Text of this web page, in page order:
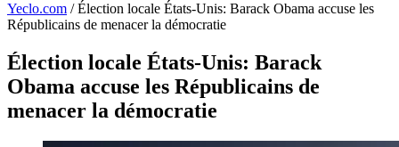
Yeclo.com / Élection locale États-Unis: Barack Obama accuse les
Républicains de menacer la démocratie
Élection locale États-Unis: Barack
Obama accuse les Républicains de
menacer la démocratie